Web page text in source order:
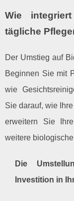
Wie
tägliche
Der Umstieg auf
Beginnen Sie mit
wie
Sie darauf, wie
erweitern Sie
weitere
Die
Investition in